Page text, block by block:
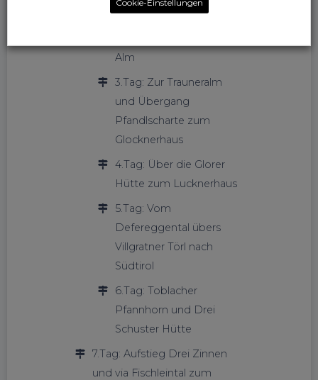
Alm
3.Tag: Zur Trauneralm
und Übergang
Pfandlscharte zum
Glocknerhaus
4.Tag: Über die Glorer
Hütte zum Lucknerhaus
5.Tag: Vom
Defereggental übers
Villgratner Törl nach
Südtirol
6.Tag: Toblacher
Pfannhorn und Drei
Schuster Hütte
7.Tag: Aufstieg Drei Zinnen
und via Fischleintal zum